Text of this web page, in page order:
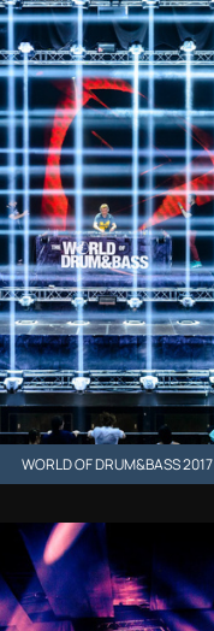
WORLD OF DRUM&BASS 2017